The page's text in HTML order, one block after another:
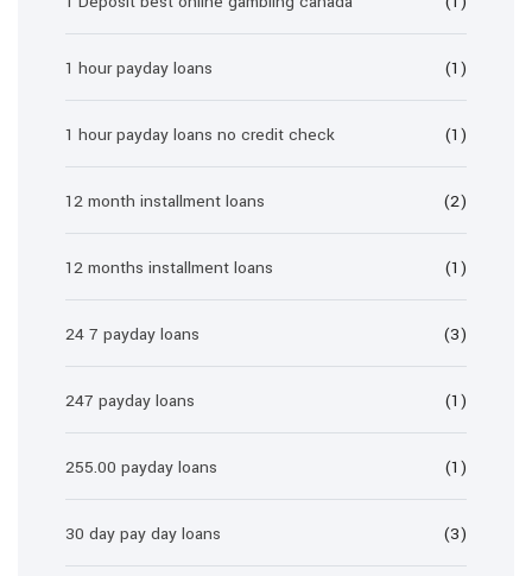
1 hour payday loans (1)
1 hour payday loans no credit check (1)
12 month installment loans (2)
12 months installment loans (1)
24 7 payday loans (3)
247 payday loans (1)
255.00 payday loans (1)
30 day pay day loans (3)